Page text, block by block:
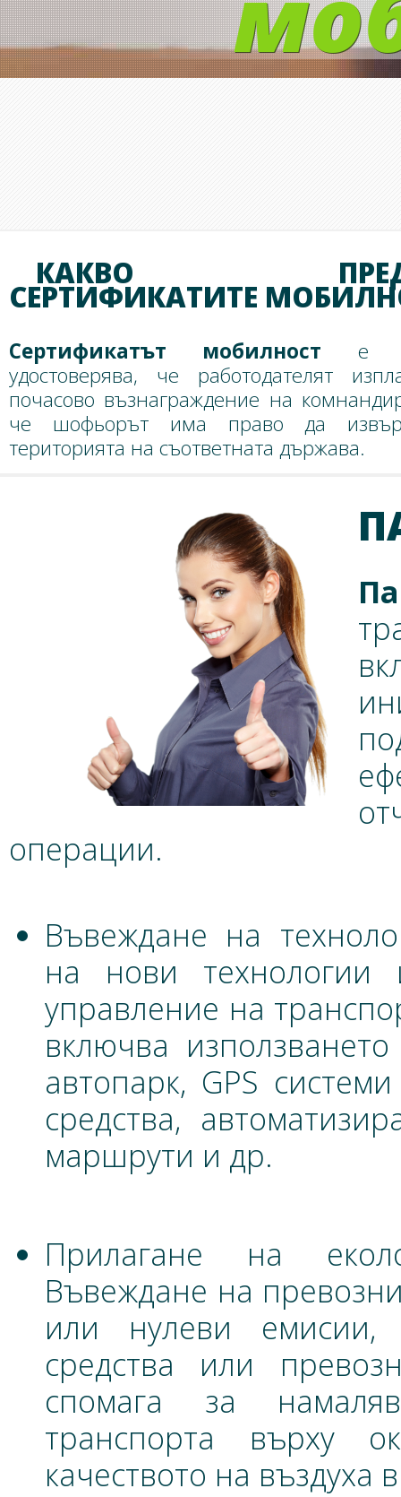
КАКВО
СЕРТИФИКАТИТЕ
Сертификатът мобилност е
удостоверява, че работодателят
почасово възнаграждение на
че шофьорът има право да
територията на съответната държава.
операции.
Въвеждане на
на нови
управление на
включва
автопарк, GPS
средства,
маршрути и др.
Прилагане на
Въвеждане на
или нулеви емисии,
средства или
спомага за
транспорта върху
качеството на въздуха